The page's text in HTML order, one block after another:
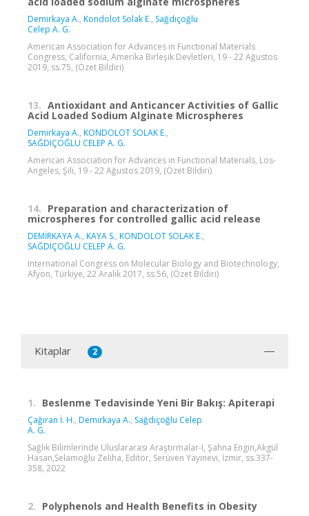
Demirkaya A., Kondolot Solak E., Sağdıçoğlu
Celep A. G.
American Association for Advances in Functional Materials
Congress, California, Amerika Birleşik Devletleri, 19 - 22 Ağustos
2019, ss.75, (Özet Bildiri)
13. Antioxidant and Anticancer Activities of Gallic
Acid Loaded Sodium Alginate Microspheres
Demirkaya A., KONDOLOT SOLAK E.,
SAĞDIÇOĞLU CELEP A. G.
American Association for Advances in Functional Materials, Los-
Angeles, Şili, 19 - 22 Ağustos 2019, (Özet Bildiri)
14. Preparation and characterization of
microspheres for controlled gallic acid release
DEMİRKAYA A., KAYA S., KONDOLOT SOLAK E.,
SAĞDIÇOĞLU CELEP A. G.
International Congress on Molecular Biology and Biotechnology,
Afyon, Türkiye, 22 Aralık 2017, ss.56, (Özet Bildiri)
Kitaplar 2
1. Beslenme Tedavisinde Yeni Bir Bakış: Apiterapi
Çağıran İ. H., Demirkaya A., Sağdıçoğlu Celep
A. G.
Sağlık Bilimlerinde Uluslararası Araştırmalar-I, Şahna Engin,Akgül
Hasan,Selamoğlu Zeliha, Editör, Serüven Yayınevi, İzmir, ss.337-
358, 2022
2. Polyphenols and Health Benefits in Obesity